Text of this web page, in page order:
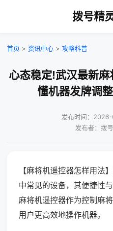
拨号精
首页 > 资讯中心 > 攻略科普
心态稳定!武汉最新
懂机器发牌调
发布时间：
发布者：拨
【麻将机遥控器怎样用法
中常见的设备，其便捷性
麻将机遥控器作为控制麻
用户更高效地操作机器。